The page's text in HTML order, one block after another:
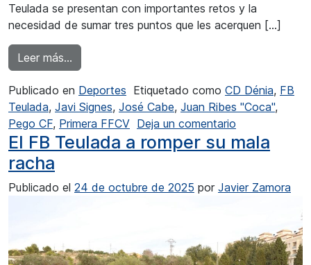
Teulada se presentan con importantes retos y la
necesidad de sumar tres puntos que les acerquen […]
Leer más…
Publicado en Deportes Etiquetado como CD Dénia, FB
Teulada, Javi Signes, José Cabe, Juan Ribes "Coca",
Pego CF, Primera FFCV Deja un comentario
El FB Teulada a romper su mala
racha
Publicado el 24 de octubre de 2025 por Javier Zamora